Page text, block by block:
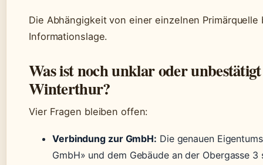
Die Abhängigkeit von einer einzelnen
Informationslage.
Was ist noch unklar oder
Winterthur?
Vier Fragen bleiben offen:
Verbindung zur GmbH: Die genauen
GmbH» und dem Gebäude an der Obergasse